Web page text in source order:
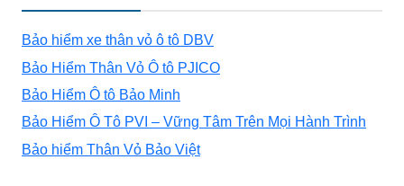
Bảo hiểm xe thân vỏ ô tô DBV
Bảo Hiểm Thân Vỏ Ô tô PJICO
Bảo Hiểm Ô tô Bảo Minh
Bảo Hiểm Ô Tô PVI – Vững Tâm Trên Mọi Hành Trình
Bảo hiểm Thân Vỏ Bảo Việt